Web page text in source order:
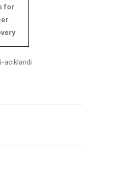
for
aciklandi